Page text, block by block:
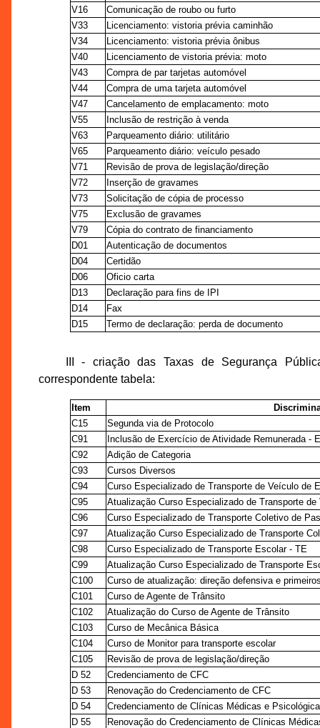
V16
Comunicação de roubo ou furto
V33
Licenciamento: vistoria prévia caminhão
V34
Licenciamento: vistoria prévia ônibus
V40
Licenciamento de vistoria prévia: moto
V43
Compra de par tarjetas automóvel
V44
Compra de uma tarjeta automóvel
V47
Cancelamento de emplacamento: moto
V55
Inclusão de restrição à venda
V63
Parqueamento diário: utilitário
V65
Parqueamento diário: veículo pesado
V71
Revisão de prova de legislação/direção
V72
Inserção de gravames
V73
Solicitação de cópia de processo
V75
Exclusão de gravames
V79
Cópia do contrato de financiamento
D01
Autenticação de documentos
D04
Certidão
D06
Oficio carta
D13
Declaração para fins de IPI
D14
Fax
D15
Termo de declaração: perda de documento
III - criação das Taxas de Segurança
correspondente tabela:
Item
C15
Segunda via de Protocolo
C91
Inclusão de Exercício de Atividade Remunerada -
C92
Adição de Categoria
C93
Cursos Diversos
C94
Curso Especializado de Transporte de Veículo de
C95
Atualização Curso Especializado de Transporte
C96
Curso Especializado de Transporte Coletivo de
C97
Atualização Curso Especializado de Transporte
C98
Curso Especializado de Transporte Escolar - TE
C99
Atualização Curso Especializado de Transporte
C100
Curso de atualização: direção defensiva e
C101
Curso de Agente de Trânsito
C102
Atualização do Curso de Agente de Trânsito
C103
Curso de Mecânica Básica
C104
Curso de Monitor para transporte escolar
C105
Revisão de prova de legislação/direção
D 52
Credenciamento de CFC
D 53
Renovação do Credenciamento de CFC
D 54
Credenciamento de Clínicas Médicas e
D 55
Renovação do Credenciamento de Clínicas